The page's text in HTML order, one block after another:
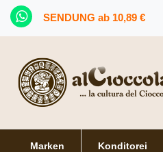
SENDUNG ab 10,89 €
Marken Konditorei